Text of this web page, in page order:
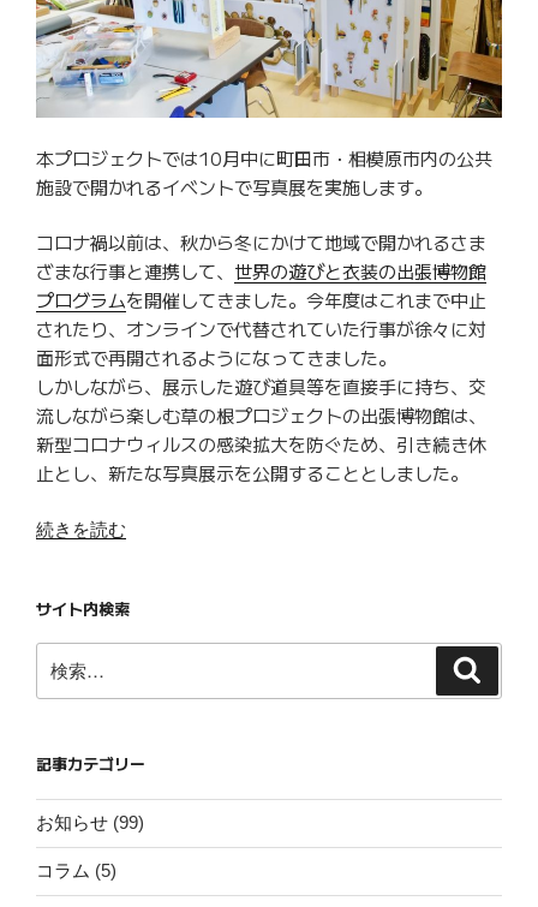
本プロジェクトでは10月中に町田市・相模原市内の公共
施設で開かれるイベントで写真展を実施します。
コロナ禍以前は、秋から冬にかけて地域で開かれるさま
ざまな行事と連携して、 世界の遊びと衣装の出張博物館
プログラムを開催してきました。今年度はこれまで中止
されたり、オンラインで代替されていた行事が徐々に対
面形式で再開されるようになってきました。
しかしながら、展示した遊び道具等を直接手に持ち、交
流しながら楽しむ草の根プロジェクトの出張博物館は、
新型コロナウィルスの感染拡大を防ぐため、引き続き休
止とし、新たな写真展示を公開することとしました。
“【お
せ】
第
24
回
が
は
ら
国
続きを読む
サイト内検索
索:
記事カテゴリー
お知らせ (99)
コラム (5)